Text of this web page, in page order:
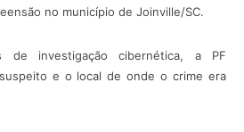
no município de Joinville/SC.
de investigação cibernética, a PF
e o local de onde o crime era